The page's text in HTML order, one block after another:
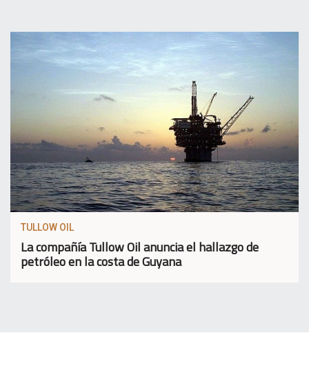
TULLOW OIL
La compañía Tullow Oil anuncia el hallazgo de
petróleo en la costa de Guyana